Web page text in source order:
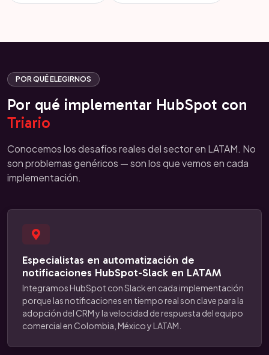
POR QUÉ ELEGIRNOS
Por qué implementar HubSpot con
Triario
Conocemos los desafíos reales del sector en LATAM. No
son problemas genéricos — son los que vemos en cada
implementación.
Especialistas en automatización de
notificaciones HubSpot-Slack en LATAM
Integramos HubSpot con Slack en cada implementación
porque las notificaciones en tiempo real son clave para la
adopción del CRM y la velocidad de respuesta del equipo
comercial en Colombia, México y LATAM.